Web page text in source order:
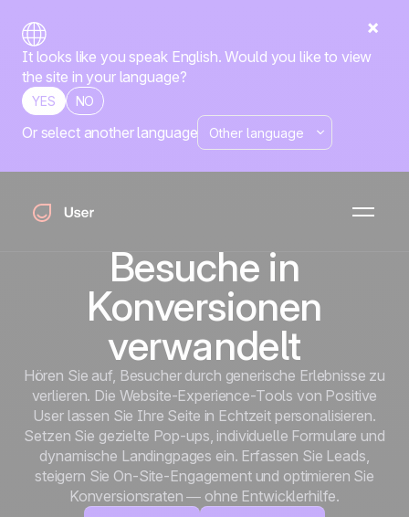
It looks like you speak English. Would you like to view
the site in your language?
YES NO
Or select another language
Startseite Alle Funktionen Website-Erlebnis
Website-
Personalisierung, die
Besuche in
Konversionen
verwandelt
Hören Sie auf, Besucher durch generische Erlebnisse zu
verlieren. Die Website-Experience-Tools von Positive
User lassen Sie Ihre Seite in Echtzeit personalisieren.
Setzen Sie gezielte Pop-ups, individuelle Formulare und
dynamische Landingpages ein. Erfassen Sie Leads,
steigern Sie On-Site-Engagement und optimieren Sie
Konversionsraten — ohne Entwicklerhilfe.